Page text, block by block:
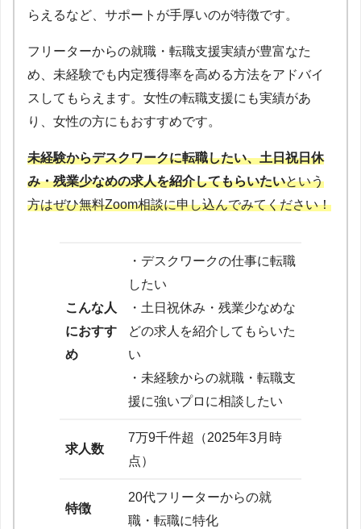
らえるなど、サポートが手厚いのが特徴です。
フリーターからの就職・転職支援実績が豊富なた
め、未経験でも内定獲得率を高める方法をアドバイ
スしてもらえます。女性の転職支援にも実績があ
り、女性の方にもおすすめです。
未経験からデスクワークに転職したい、土日祝日休
み・残業少なめの求人を紹介してもらいたいという
方はぜひ無料Zoom相談に申し込んでみてください！
こんな人
におすす
め
・デスクワークの仕事に転職
したい
・土日祝休み・残業少なめな
どの求人を紹介してもらいた
い
・未経験からの就職・転職支
援に強いプロに相談したい
求人数
7万9千件超（2025年3月時
点）
特徴
20代フリーターからの就
職・転職に特化